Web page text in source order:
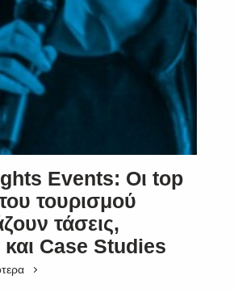
Events: Οι top
του τουρισμού
τάσεις,
Case Studies